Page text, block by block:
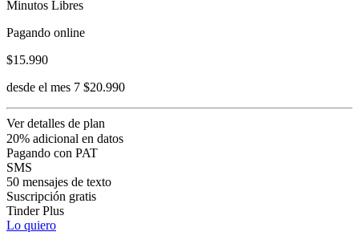
Minutos Libres
Pagando online
$15.990
desde el mes 7 $20.990
Ver detalles de plan
20% adicional en datos
Pagando con PAT
SMS
50 mensajes de texto
Suscripción gratis
Tinder Plus
Lo quiero